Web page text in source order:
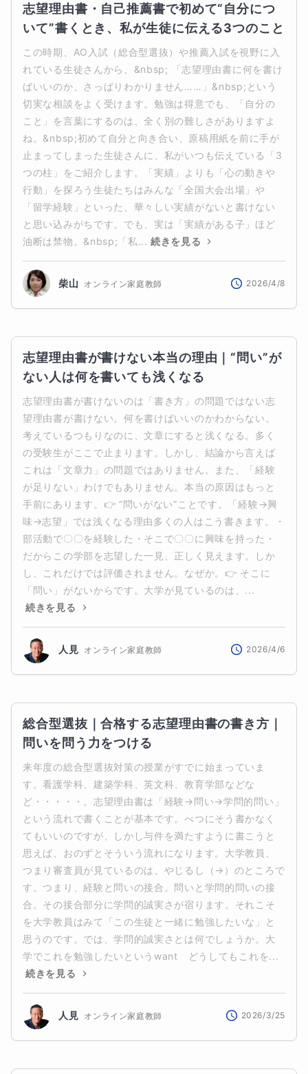
志望理由書・自己推薦書で初めて“自分につ
いて”書くとき、私が生徒に伝える3つのこと
この時期、AO入試（総合型選抜）や推薦入試を視野に入
れている生徒さんから、&nbsp; 「志望理由書に何を書け
ばいいのか、さっぱりわかりません……」&nbsp;という
切実な相談をよく受けます。勉強は得意でも、「自分の
こと」を言葉にするのは、全く別の難しさがありますよ
ね。&nbsp;初めて自分と向き合い、原稿用紙を前に手が
止まってしまった生徒さんに、私がいつも伝えている「3
つの柱」をご紹介します。「実績」よりも「心の動きや
行動」を探ろう生徒たちはみんな「全国大会出場」や
「留学経験」といった、華々しい実績がないと書けない
と思い込みがちです。でも、実は「実績がある子」ほど
油断は禁物。&nbsp;「私... 続きを見る
柴山 オンライン家庭教師 2026/4/8
志望理由書が書けない本当の理由｜“問い”が
ない人は何を書いても浅くなる
志望理由書が書けないのは「書き方」の問題ではない志
望理由書が書けない。何を書けばいいのかわからない。
考えているつもりなのに、文章にすると浅くなる。多く
の受験生がここで止まります。しかし、結論から言えば
これは「文章力」の問題ではありません。また、「経験
が足りない」わけでもありません。本当の原因はもっと
手前にあります。👉 “問いがない”ことです。「経験→興
味→志望」では浅くなる理由多くの人はこう書きます。・
部活動で〇〇を経験した・そこで〇〇に興味を持った・
だからこの学部を志望した一見、正しく見えます。しか
し、これだけでは評価されません。なぜか。👉 そこに
「問い」がないからです。大学が見ているのは、...
続きを見る
人見 オンライン家庭教師 2026/4/6
総合型選抜｜合格する志望理由書の書き方｜
問いを問う力をつける
来年度の総合型選抜対策の授業がすでに始まっていま
す。看護学科、建築学科、英文科、教育学部などな
ど・・・・・。志望理由書は「経験→問い→学問的問い」
という流れで書くことが基本です。べつにそう書かなく
てもいいのですが、しかし与件を満たすように書こうと
思えば、おのずとそういう流れになります。大学教員、
つまり審査員が見ているのは、やじるし（→）のところで
す。つまり、経験と問いの接合。問いと学問的問いの接
合。その接合部分に学問的誠実さが宿ります。それこそ
を大学教員はみて「この生徒と一緒に勉強したいな」と
思うのです。では、学問的誠実さとは何でしょうか。大
学でこれを勉強したいというwant　どうしてもこれを...
続きを見る
人見 オンライン家庭教師 2026/3/25